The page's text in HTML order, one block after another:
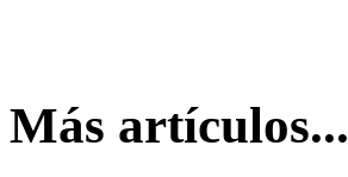
Más artículos...